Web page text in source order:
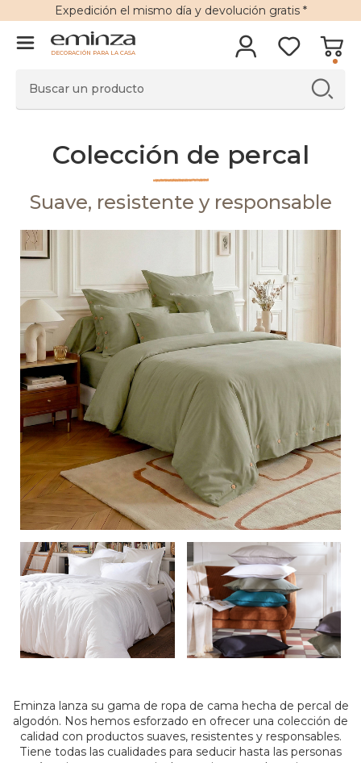
Expedición el mismo día y devolución gratis*
DECORACIÓN PARA LA CASA
Colección de percal
Suave, resistente y responsable
Eminza lanza su gama de ropa de cama hecha de percal de
algodón. Nos hemos esforzado en ofrecer una colección de
calidad con productos suaves, resistentes y responsables.
Tiene todas las cualidades para seducir hasta las personas